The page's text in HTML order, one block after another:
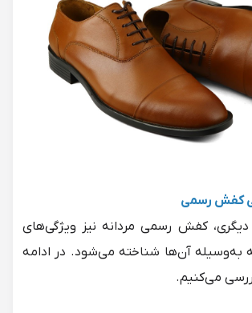
کفش رسمی
کفش رسمی مردانه نیز ویژگی‌های
آن‌ها شناخته می‌شود. در ادامه
می‌کنیم.